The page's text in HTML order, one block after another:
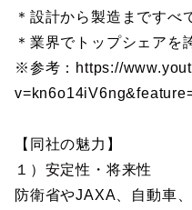
＊設計から製造まですべ
＊業界でトップシェアを
※参考：https://
【同社の魅力】
１）安定性・将来性
防衛省やJAXA、自動車、